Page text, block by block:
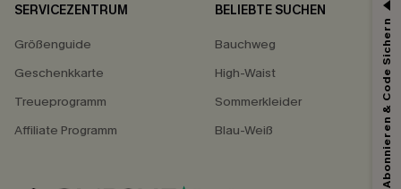
SERVICEZENTRUM
Größenguide
Geschenkkarte
Treueprogramm
Affiliate Programm
BELIEBTE SUCHEN
Bauchweg
High-Waist
Sommerkleider
Blau-Weiß
Abonnieren & Code Sichern